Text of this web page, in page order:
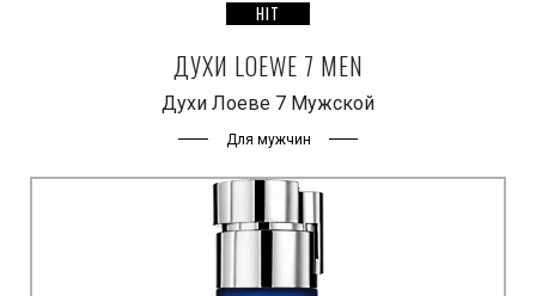
HIT
ДУХИ LOEWE 7 MEN
Духи Лоеве 7 Мужской
Для мужчин